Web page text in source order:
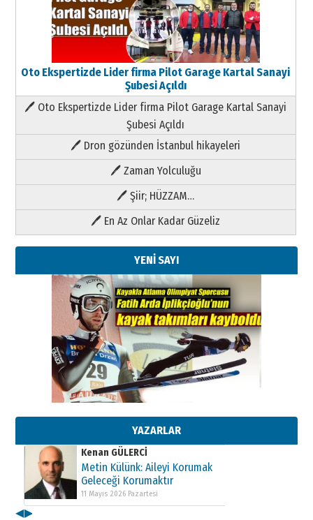
Oto Ekspertizde Lider firma Pilot Garage Kartal Sanayi
Şubesi Açıldı
🖊 Oto Ekspertizde Lider firma Pilot Garage Kartal Sanayi
Şubesi Açıldı
🖊 Dron gözünden İstanbul hikayeleri
🖊 Zaman Yolculuğu
🖊 Şiir; HÜZZAM…
🖊 En Az Onlar Kadar Güzeliz
YENİ SAYI
YAZARLAR
Kenan GÜLERCİ
Metin Külünk: Aileyi Korumak
Geleceği Korumaktır
Kenan GÜLERCİ
Metin Külünk: Aileyi Korumak
Geleceği Korumaktır
11 Mayıs 2026 Pazartesi
Kenan GÜLERCİ
◀▶